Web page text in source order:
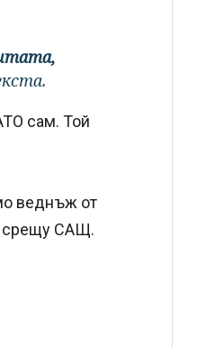
сам. Той
веднъж от
срещу САЩ.